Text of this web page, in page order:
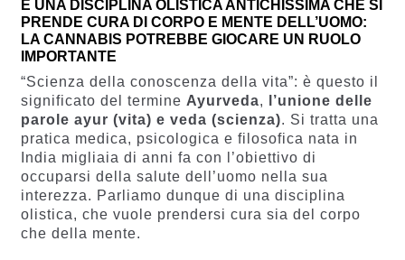
È UNA DISCIPLINA OLISTICA ANTICHISSIMA CHE SI
PRENDE CURA DI CORPO E MENTE DELL’UOMO:
LA CANNABIS POTREBBE GIOCARE UN RUOLO
IMPORTANTE
“Scienza della conoscenza della vita”: è questo il
significato del termine Ayurveda,
l’unione delle
parole ayur (vita) e veda (scienza). Si tratta una
pratica medica, psicologica e filosofica nata in
India migliaia di anni fa con l’obiettivo di
occuparsi della salute dell’uomo nella sua
interezza. Parliamo dunque di una disciplina
olistica, che vuole prendersi cura sia del corpo
che della mente.